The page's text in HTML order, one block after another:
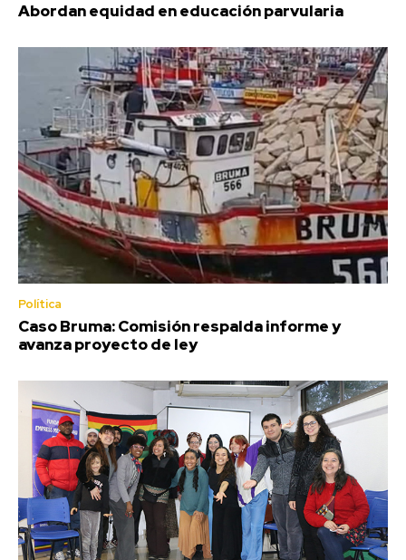
Abordan equidad en educación parvularia
Política
Caso Bruma: Comisión respalda informe y
avanza proyecto de ley